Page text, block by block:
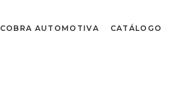
COBRA AUTOMOTIVA CATÁLOGO